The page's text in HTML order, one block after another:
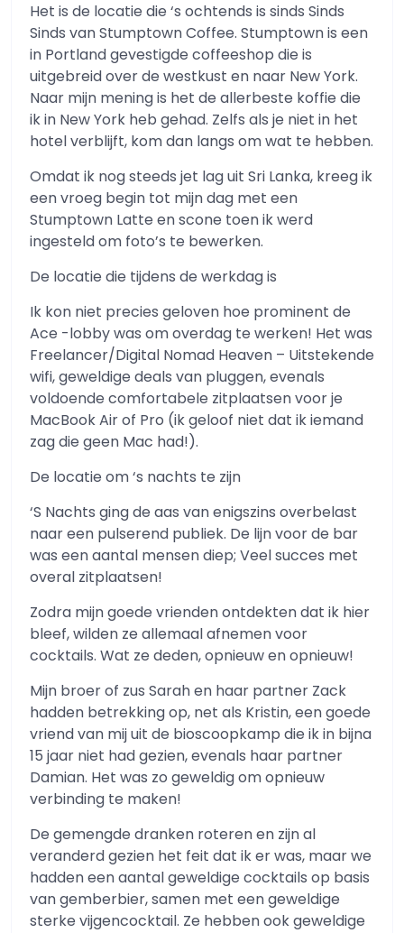
Het is de locatie die ‘s ochtends is sinds Sinds
Sinds van Stumptown Coffee. Stumptown is een
in Portland gevestigde coffeeshop die is
uitgebreid over de westkust en naar New York.
Naar mijn mening is het de allerbeste koffie die
ik in New York heb gehad. Zelfs als je niet in het
hotel verblijft, kom dan langs om wat te hebben.
Omdat ik nog steeds jet lag uit Sri Lanka, kreeg ik
een vroeg begin tot mijn dag met een
Stumptown Latte en scone toen ik werd
ingesteld om foto’s te bewerken.
De locatie die tijdens de werkdag is
Ik kon niet precies geloven hoe prominent de
Ace -lobby was om overdag te werken! Het was
Freelancer/Digital Nomad Heaven – Uitstekende
wifi, geweldige deals van pluggen, evenals
voldoende comfortabele zitplaatsen voor je
MacBook Air of Pro (ik geloof niet dat ik iemand
zag die geen Mac had!).
De locatie om ‘s nachts te zijn
‘S Nachts ging de aas van enigszins overbelast
naar een pulserend publiek. De lijn voor de bar
was een aantal mensen diep; Veel succes met
overal zitplaatsen!
Zodra mijn goede vrienden ontdekten dat ik hier
bleef, wilden ze allemaal afnemen voor
cocktails. Wat ze deden, opnieuw en opnieuw!
Mijn broer of zus Sarah en haar partner Zack
hadden betrekking op, net als Kristin, een goede
vriend van mij uit de bioscoopkamp die ik in bijna
15 jaar niet had gezien, evenals haar partner
Damian. Het was zo geweldig om opnieuw
verbinding te maken!
De gemengde dranken roteren en zijn al
veranderd gezien het feit dat ik er was, maar we
hadden een aantal geweldige cocktails op basis
van gemberbier, samen met een geweldige
sterke vijgencocktail. Ze hebben ook geweldige